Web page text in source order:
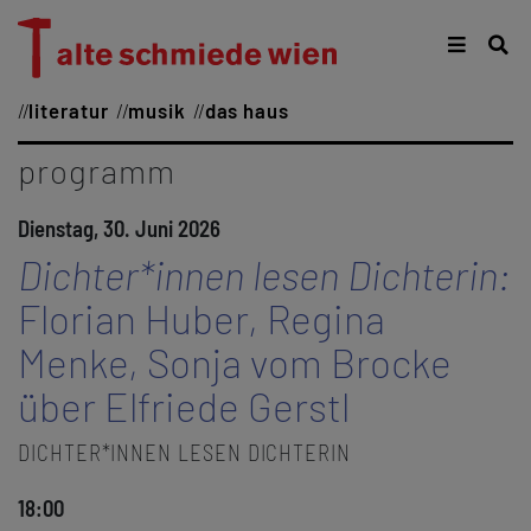
literatur musik das haus
programm
Dienstag, 30. Juni 2026
Dichter*innen lesen Dichterin:
Florian Huber, Regina
Menke, Sonja vom Brocke
über Elfriede Gerstl
DICHTER*INNEN LESEN DICHTERIN
18:00